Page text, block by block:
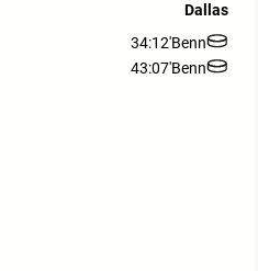
Dallas
34:12'Benn
43:07'Benn